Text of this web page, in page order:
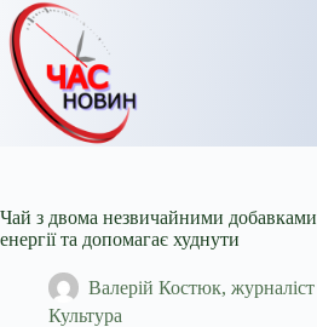
Перейти
до
вмісту
Чай з двома незвичайними
енергії та допомагає худнути
Валерій Костюк, журналіст
Культура